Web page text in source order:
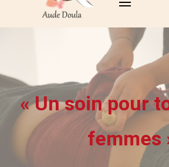
« Un soin pour
femmes